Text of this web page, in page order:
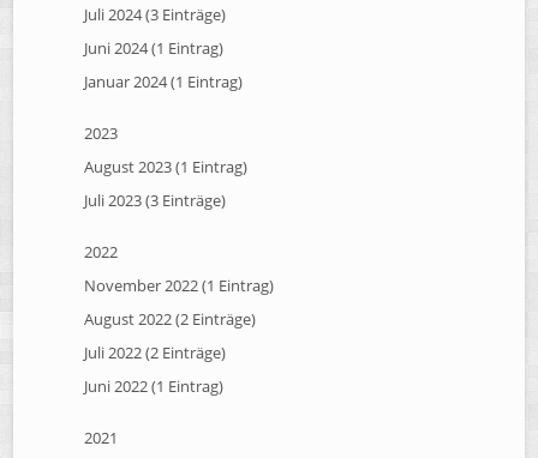
Juli 2024 (3 Einträge)
Juni 2024 (1 Eintrag)
Januar 2024 (1 Eintrag)
2023
August 2023 (1 Eintrag)
Juli 2023 (3 Einträge)
2022
November 2022 (1 Eintrag)
August 2022 (2 Einträge)
Juli 2022 (2 Einträge)
Juni 2022 (1 Eintrag)
2021